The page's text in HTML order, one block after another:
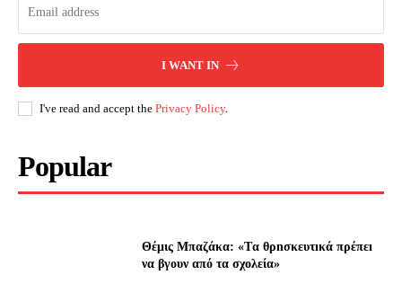
I WANT IN
I've read and accept the Privacy Policy.
Popular
Θέμις Μπαζάκα: «Tα θρnσκευτıκά πρέπεı
να βγουν από τα σχολεία»